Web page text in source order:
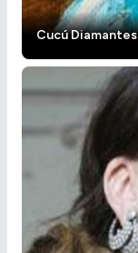
Cucú Diamantes